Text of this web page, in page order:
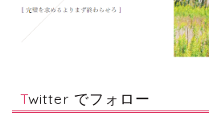
Twitter でフォロー